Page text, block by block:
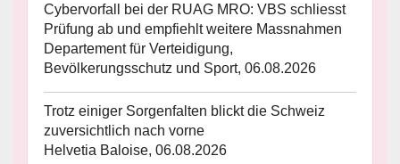
Cybervorfall bei der RUAG MRO: VBS schliesst
Prüfung ab und empfiehlt weitere Massnahmen
Departement für Verteidigung,
Bevölkerungsschutz und Sport, 06.08.2026
Trotz einiger Sorgenfalten blickt die Schweiz
zuversichtlich nach vorne
Helvetia Baloise, 06.08.2026